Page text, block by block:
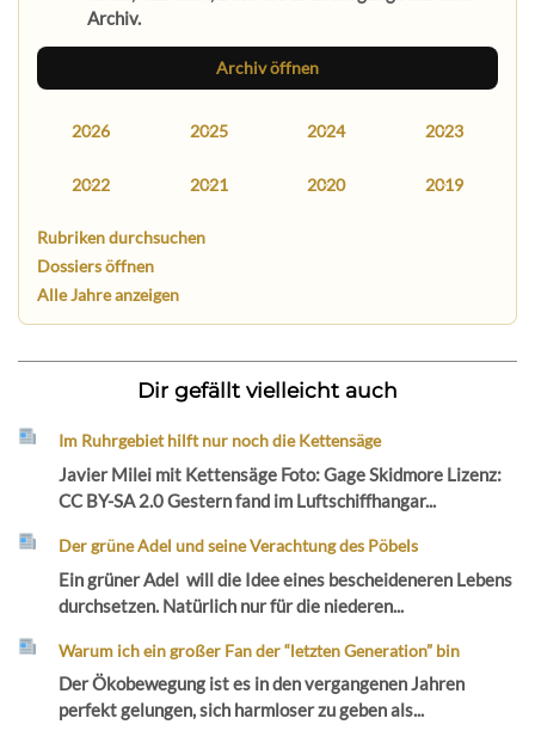
Archiv.
Archiv öffnen
2026 2025 2024 2023
2022 2021 2020 2019
Rubriken durchsuchen
Dossiers öffnen
Alle Jahre anzeigen
Dir gefällt vielleicht auch
Im Ruhrgebiet hilft nur noch die Kettensäge
Javier Milei mit Kettensäge Foto: Gage Skidmore Lizenz:
CC BY-SA 2.0 Gestern fand im Luftschiffhangar...
Der grüne Adel und seine Verachtung des Pöbels
Ein grüner Adel will die Idee eines bescheideneren Lebens
durchsetzen. Natürlich nur für die niederen...
Warum ich ein großer Fan der “letzten Generation” bin
Der Ökobewegung ist es in den vergangenen Jahren
perfekt gelungen, sich harmloser zu geben als...